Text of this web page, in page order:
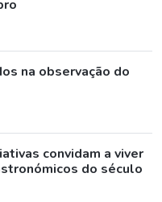
na observação do
convidam a viver
do século